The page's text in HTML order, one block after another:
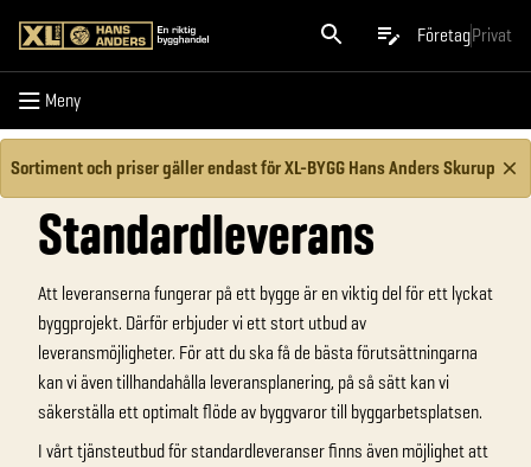
FöretagPrivat
Meny
Meny
Sortiment och priser gäller endast för XL-BYGG Hans Anders Skurup
Standardleverans
Att leveranserna fungerar på ett bygge är en viktig del för ett lyckat
byggprojekt. Därför erbjuder vi ett stort utbud av
leveransmöjligheter. För att du ska få de bästa förutsättningarna
kan vi även tillhandahålla leveransplanering, på så sätt kan vi
säkerställa ett optimalt flöde av byggvaror till byggarbetsplatsen.
I vårt tjänsteutbud för standardleveranser finns även möjlighet att